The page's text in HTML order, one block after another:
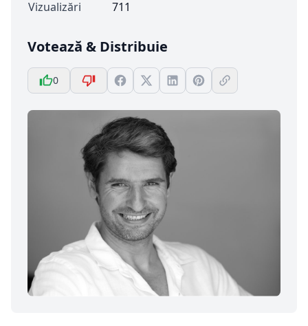
Vizualizări
711
Votează & Distribuie
0